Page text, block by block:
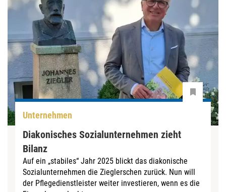
Unternehmen
Diakonisches Sozialunternehmen zieht
Bilanz
Auf ein „stabiles“ Jahr 2025 blickt das diakonische
Sozialunternehmen die Zieglerschen zurück. Nun will
der Pflegedienstleister weiter investieren, wenn es die